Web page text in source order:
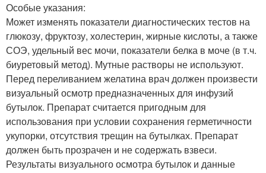
Особые указания:
Может изменять показатели диагностических тестов на
глюкозу, фруктозу, холестерин, жирные кислоты, а также
СОЭ, удельный вес мочи, показатели белка в моче (в т.ч.
биуретовый метод). Мутные растворы не используют.
Перед переливанием желатина врач должен произвести
визуальный осмотр предназначенных для инфузий
бутылок. Препарат считается пригодным для
использования при условии сохранения герметичности
укупорки, отсутствия трещин на бутылках. Препарат
должен быть прозрачен и не содержать взвеси.
Результаты визуального осмотра бутылок и данные